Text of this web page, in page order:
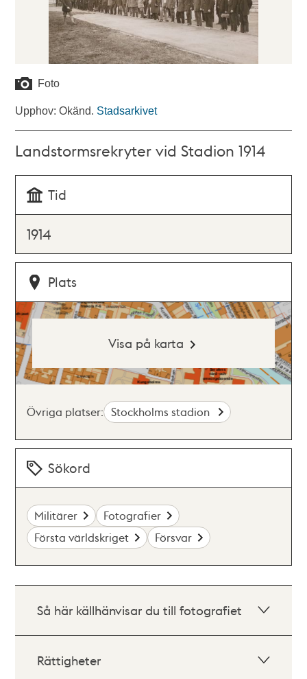
Foto
Upphov: Okänd. Stadsarkivet
Landstormsrekryter vid Stadion 1914
Tid
1914
Plats
Visa på karta
Övriga platser: Stockholms stadion
Sökord
Militärer
Fotografier
Första världskriget
Försvar
Så här källhänvisar du till fotografiet
Rättigheter